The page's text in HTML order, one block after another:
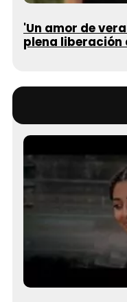
'Un amor de
plena liberación